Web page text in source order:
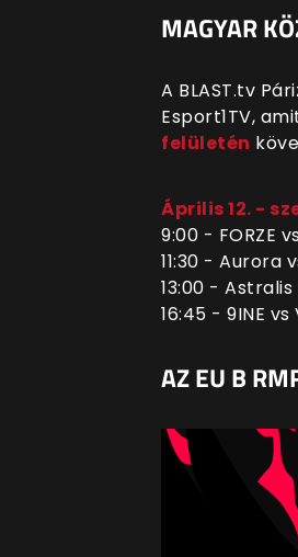
MAGYAR
A BLAST.tv
Esport1TV,
felületén
Április 12. -
9:00 - FORZE
11:30 - Aurora
13:00 -
16:45 - 9INE
AZ EU B